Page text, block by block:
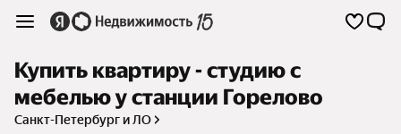
Купить квартиру - студию с
мебелью у станции Горелово
Санкт-Петербург и ЛО